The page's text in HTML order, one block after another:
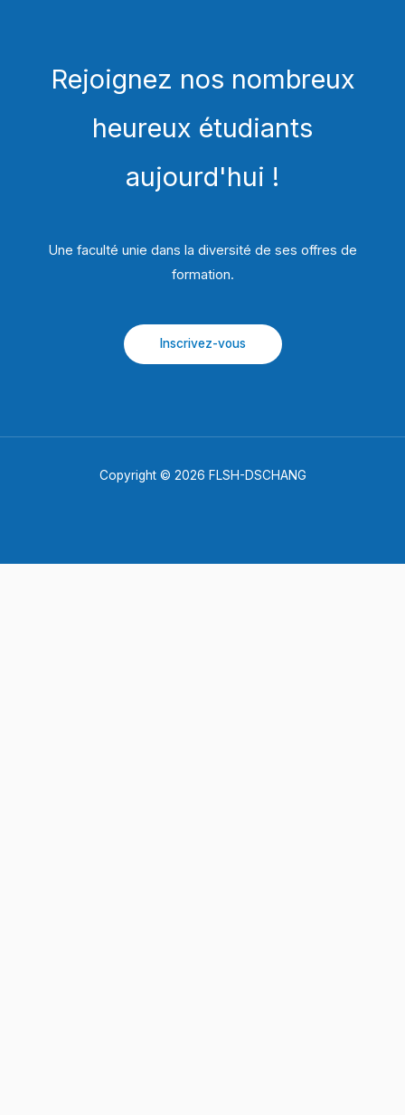
Rejoignez nos nombreux
heureux étudiants
aujourd'hui !
Une faculté unie dans la diversité de ses offres de
formation.​
Inscrivez-vous
Copyright © 2026 FLSH-DSCHANG